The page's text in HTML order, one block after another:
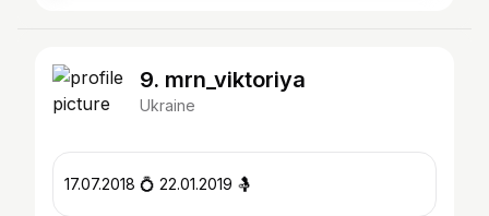
9. mrn_viktoriya
Ukraine
17.07.2018 💍 22.01.2019 🤱